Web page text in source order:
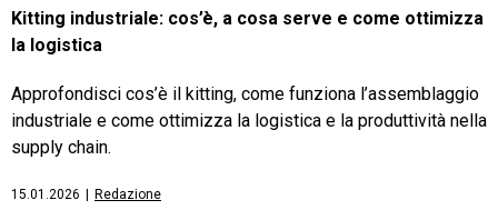
Kitting industriale: cos’è, a cosa serve e come ottimizza
la logistica
Approfondisci cos’è il kitting, come funziona l’assemblaggio
industriale e come ottimizza la logistica e la produttività nella
supply chain.
15.01.2026 Redazione